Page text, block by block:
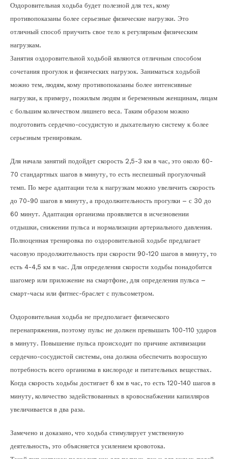
Оздоровительная ходьба будет полезной для тех, кому
противопоказаны более серьезные физические нагрузки. Это
отличный способ приучить свое тело к регулярным физическим
нагрузкам.
Занятия оздоровительной ходьбой являются отличным способом
сочетания прогулок и физических нагрузок. Заниматься ходьбой
можно тем, людям, кому противопоказаны более интенсивные
нагрузки, к примеру, пожилым людям и беременным женщинам, лицам
с большим количеством лишнего веса. Таким образом можно
подготовить сердечно-сосудистую и дыхательную систему к более
серьезным тренировкам.
Для начала занятий подойдет скорость 2,5-3 км в час, это около 60-
70 стандартных шагов в минуту, то есть неспешный прогулочный
темп. По мере адаптации тела к нагрузкам можно увеличить скорость
до 70-90 шагов в минуту, а продолжительность прогулки – с 30 до
60 минут. Адаптация организма проявляется в исчезновении
отдышки, снижении пульса и нормализации артериального давления.
Полноценная тренировка по оздоровительной ходьбе предлагает
часовую продолжительность при скорости 90-120 шагов в минуту, то
есть 4-4,5 км в час. Для определения скорости ходьбы понадобится
шагомер или приложение на смартфоне, для определения пульса –
смарт-часы или фитнес-браслет с пульсометром.
Оздоровительная ходьба не предполагает физического
перенапряжения, поэтому пульс не должен превышать 100-110 ударов
в минуту. Повышение пульса происходит по причине активизации
сердечно-сосудистой системы, она должна обеспечить возросшую
потребность всего организма в кислороде и питательных веществах.
Когда скорость ходьбы достигает 6 км в час, то есть 120-140 шагов в
минуту, количество задействованных в кровоснабжении капилляров
увеличивается в два раза.
Замечено и доказано, что ходьба стимулирует умственную
деятельность, это объясняется усилением кровотока.